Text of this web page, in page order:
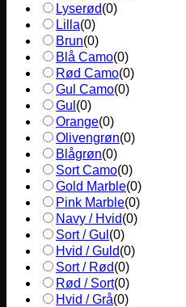
Lyserød(0)
Lilla(0)
Brun(0)
Blå Camo(0)
Rød Camo(0)
Gul Camo(0)
Gul (0)
Orange(0)
Olivengrøn(0)
Blågrøn(0)
Sort Camo(0)
Gold Marble(0)
Pink Marble(0)
Navy / Hvid(0)
Sort / Gul (0)
Hvid / Guld(0)
Sort / Rød(0)
Rød / Sort(0)
Hvid / Grå(0)